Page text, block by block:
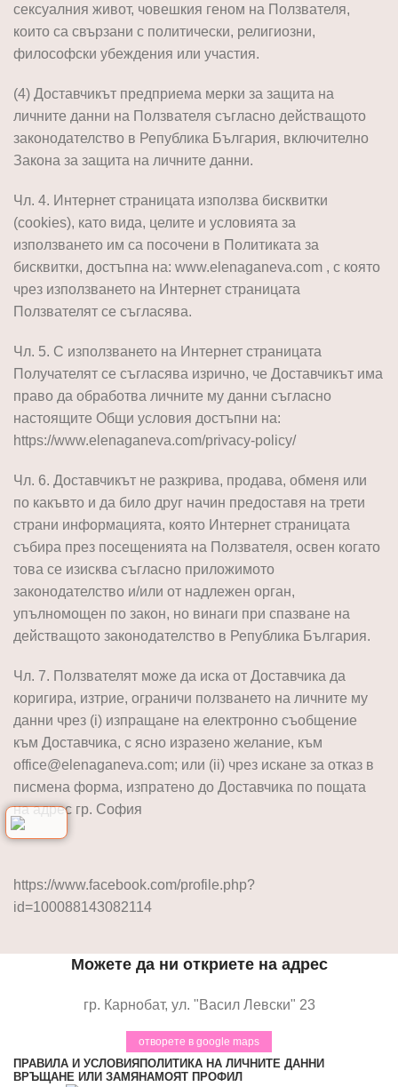
сексуалния живот, човешкия геном на Ползвателя,
които са свързани с политически, религиозни,
философски убеждения или участия.
(4) Доставчикът предприема мерки за защита на
личните данни на Ползвателя съгласно действащото
законодателство в Република България, включително
Закона за защита на личните данни.
Чл. 4. Интернет страницата използва бисквитки
(cookies), като вида, целите и условията за
използването им са посочени в Политиката за
бисквитки, достъпна на: www.elenaganeva.com , с която
чрез използването на Интернет страницата
Ползвателят се съгласява.
Чл. 5. С използването на Интернет страницата
Получателят се съгласява изрично, че Доставчикът има
право да обработва личните му данни съгласно
настоящите Общи условия достъпни на:
https://www.elenaganeva.com/privacy-policy/
Чл. 6. Доставчикът не разкрива, продава, обменя или
по какъвто и да било друг начин предоставя на трети
страни информацията, която Интернет страницата
събира през посещенията на Ползвателя, освен когато
това се изисква съгласно приложимото
законодателство и/или от надлежен орган,
упълномощен по закон, но винаги при спазване на
действащото законодателство в Република България.
Чл. 7. Ползвателят може да иска от Доставчика да
коригира, изтрие, ограничи ползването на личните му
данни чрез (i) изпращане на електронно съобщение
към Доставчика, с ясно изразено желание, към
office@elenaganeva.com; или (ii) чрез искане за отказ в
писмена форма, изпратено до Доставчика по пощата
на адрес гр. София
https://www.facebook.com/profile.php?
id=100088143082114
Можете да ни откриете на адрес
гр. Карнобат, ул. "Васил Левски" 23
отворете в google maps
ПРАВИЛА И УСЛОВИЯ ПОЛИТИКА НА ЛИЧНИТЕ ДАННИ
ВРЪЩАНЕ ИЛИ ЗАМЯНАМОЯТ ПРОФИЛ